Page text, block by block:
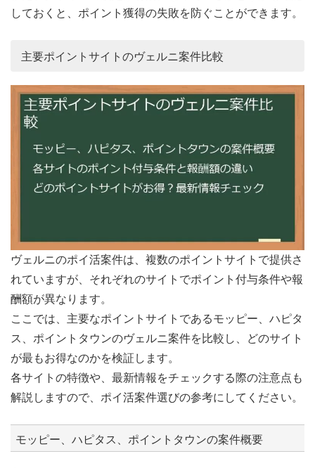
しておくと、ポイント獲得の失敗を防ぐことができます。
主要ポイントサイトのヴェルニ案件比較
ヴェルニのポイ活案件は、複数のポイントサイトで提供さ
れていますが、それぞれのサイトでポイント付与条件や報
酬額が異なります。
ここでは、主要なポイントサイトであるモッピー、ハピタ
ス、ポイントタウンのヴェルニ案件を比較し、どのサイト
が最もお得なのかを検証します。
各サイトの特徴や、最新情報をチェックする際の注意点も
解説しますので、ポイ活案件選びの参考にしてください。
モッピー、ハピタス、ポイントタウンの案件概要